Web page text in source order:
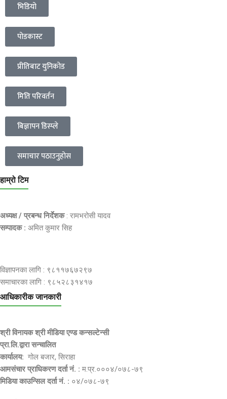
भिडियो
पोडकास्ट
प्रीतिबाट युनिकोड
मिति परिवर्तन
बिज्ञापन डिस्प्ले
समाचार पठाउनुहोस
हाम्रो टिम
अध्यक्ष / प्रबन्ध निर्देशक: रामभरोसी यादव
सम्पादक : अमित कुमार सिह
विज्ञापनका लागि : ९८११७६७२९७
समाचारका लागि : ९८५२८३१४१७
आधिकारीक जानकारी
श्री विनायक श्री मीडिया एण्ड कन्सल्टेन्सी
प्रा.लि.द्वारा सन्चालित
कार्यालय: गोल बजार, सिराहा
आमसंचार प्राधिकरण दर्ता नं. : म.प्र.०००४/०७८-७९
मिडिया काउन्सिल दर्ता नं. : ०४/०७८-७९